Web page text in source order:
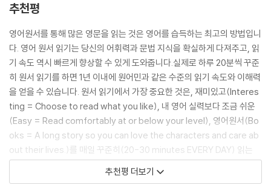
마다 어학 분야에 베스트셀러 진입하는 등 ‘검증받은 영어원서’로 큰 사랑
을 받고 있습니다.
이 책이 필요한 독자들
- 영어원서 읽기를 처음 시작하는 독자
- 쉽고 재미있는 원서를 찾고 있는 영어 학습자
- 영화 [주먹왕 랄프2(Ralph Breaks the Internet)]를 재미있게 보신
분
- 특목고 입시를 준비하는 초·중학생
- 토익 650~750점, 고등학교 상위권 수준의 영어 학습자
- 엄마표 영어를 위한 교재를 찾고 있는 부모님
추천평
영어원서를 통해 많은 영문을 읽는 것은 영어를 습득하는 최고의 방법입니
다. 영어 원서 읽기는 당신의 어휘력과 문법 지식을 확실하게 다져주고, 읽
기 속도 역시 빠르게 향상할 수 있게 도와줍니다.실제로 하루 20분씩 꾸준
히 원서 읽기를 하면 1년 이내에 원어민과 같은 수준의 읽기 속도와 이해력
을 얻을 수 있습니다. 원서 읽기에서 가장 중요한 것은, 재미있고(Interes
ting = Choose to read what you like), 내 영어 실력보다 조금 쉬운
(Easy = Read comfortably at or below your level), 영어원서(Bo
oks = A long story so you can love the characters and care ab
out their lives.)를 매일 꾸준히(20-30 minutes EVERY DAY) 읽는
것입니다. 이 책은 위와 같은 요소를 완벽하게 충족시키는 책입니다. 남녀
노소 누구나 좋아하는 세계적인 베스트셀러를 한국인의 영어 실력 향상을
추천평 더보기